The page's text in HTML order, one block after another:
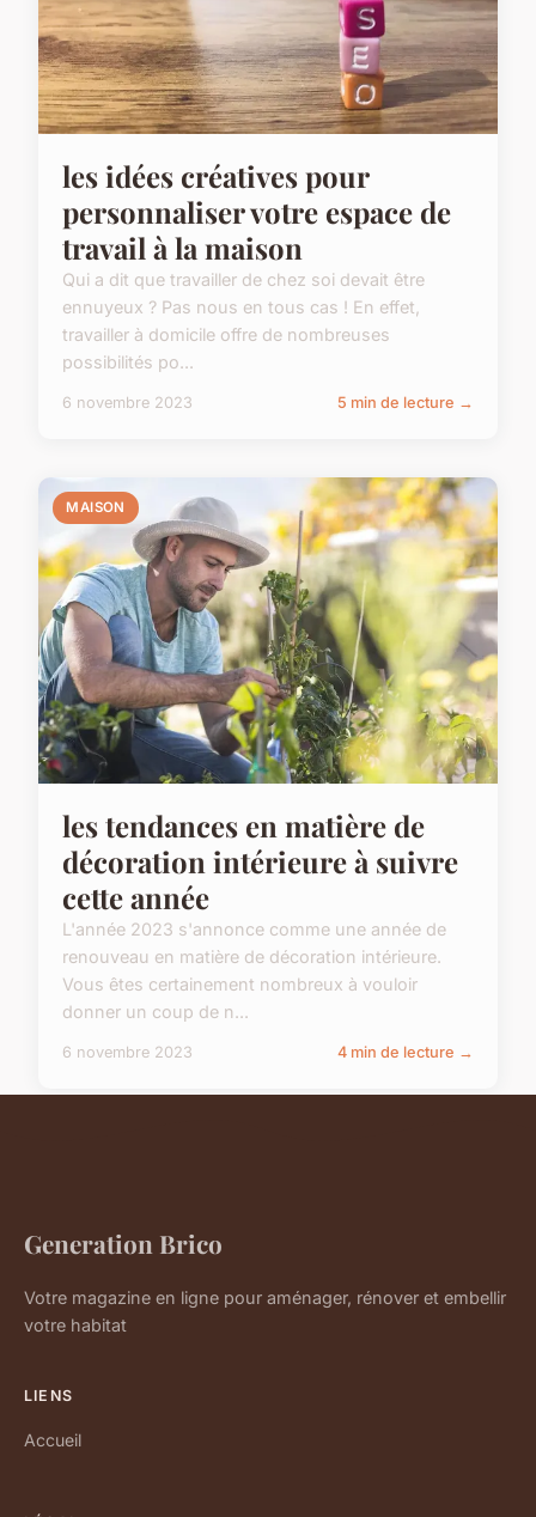
les idées créatives pour
personnaliser votre espace de
travail à la maison
Qui a dit que travailler de chez soi devait être
ennuyeux ? Pas nous en tous cas ! En effet,
travailler à domicile offre de nombreuses
possibilités po...
6 novembre 2023 5 min de lecture →
MAISON
les tendances en matière de
décoration intérieure à suivre
cette année
L'année 2023 s'annonce comme une année de
renouveau en matière de décoration intérieure.
Vous êtes certainement nombreux à vouloir
donner un coup de n...
6 novembre 2023 4 min de lecture →
Generation Brico
Votre magazine en ligne pour aménager, rénover et embellir
votre habitat
LIENS
Accueil